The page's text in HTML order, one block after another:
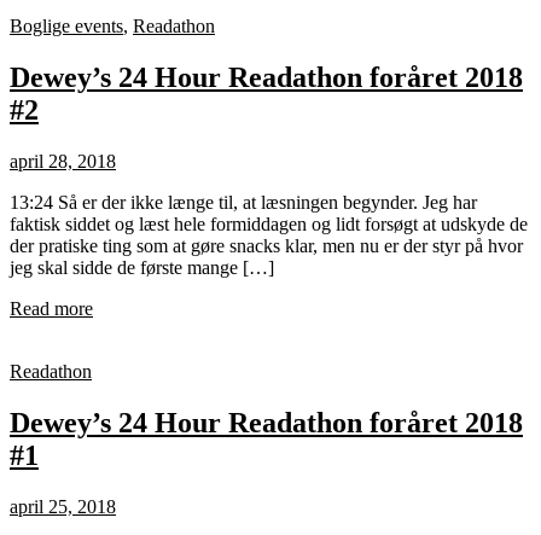
Boglige events, Readathon
Dewey’s 24 Hour Readathon foråret 2018
#2
april 28, 2018
13:24 Så er der ikke længe til, at læsningen begynder. Jeg har
faktisk siddet og læst hele formiddagen og lidt forsøgt at udskyde de
der pratiske ting som at gøre snacks klar, men nu er der styr på hvor
jeg skal sidde de første mange […]
Read more
Readathon
Dewey’s 24 Hour Readathon foråret 2018
#1
april 25, 2018